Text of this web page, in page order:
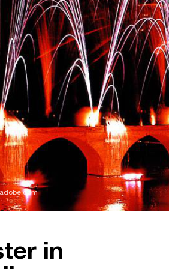
in